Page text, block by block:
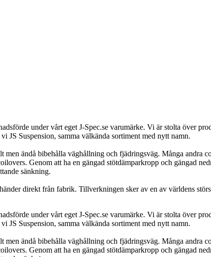
under vårt eget J-Spec.se varumärke. Vi är stolta över
JS Suspension, samma välkända sortiment med nytt namn.
ändå bibehålla väghållning och fjädringsväg. Många andra
Genom att ha en gängad stötdämparkropp och gängad
sänkning.
direkt från fabrik. Tillverkningen sker av en av världens
under vårt eget J-Spec.se varumärke. Vi är stolta över
JS Suspension, samma välkända sortiment med nytt namn.
ändå bibehålla väghållning och fjädringsväg. Många andra
Genom att ha en gängad stötdämparkropp och gängad